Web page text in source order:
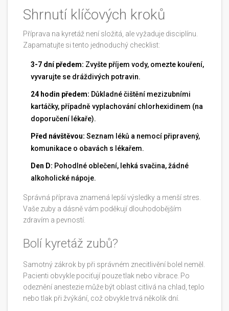
Shrnutí klíčových kroků
Příprava na kyretáž není složitá, ale vyžaduje disciplínu.
Zapamatujte si tento jednoduchý checklist:
3-7 dní předem: Zvyšte příjem vody, omezte kouření,
vyvarujte se dráždivých potravin.
24 hodin předem: Důkladné čištění mezizubními
kartáčky, případně vyplachování chlorhexidinem (na
doporučení lékaře).
Před návštěvou: Seznam léků a nemocí připravený,
komunikace o obavách s lékařem.
Den D: Pohodlné oblečení, lehká svačina, žádné
alkoholické nápoje.
Správná příprava znamená lepší výsledky a menší stres.
Vaše zuby a dásně vám poděkují dlouhodobějším
zdravím a pevností.
Bolí kyretáž zubů?
Samotný zákrok by při správném znecitlivění bolel neměl.
Pacienti obvykle pociťují pouze tlak nebo vibrace. Po
odeznění anestezie může být oblast citlivá na chlad, teplo
nebo tlak při žvýkání, což obvykle trvá několik dní.